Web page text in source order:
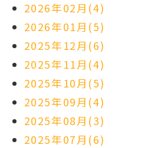
2026年02月(4)
2026年01月(5)
2025年12月(6)
2025年11月(4)
2025年10月(5)
2025年09月(4)
2025年08月(3)
2025年07月(6)